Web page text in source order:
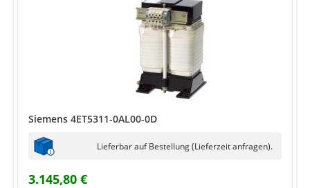
Siemens 4ET5311-0AL00-0D
Lieferbar auf Bestellung (Lieferzeit anfragen).
3.145,80 €